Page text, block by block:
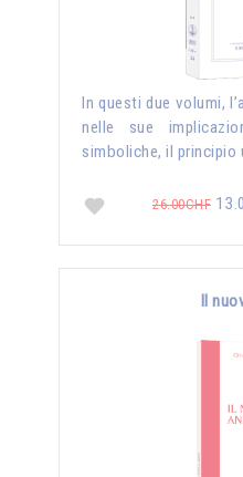
In questi due volumi,
nelle sue
simboliche, il principio
26.00CHF
Il